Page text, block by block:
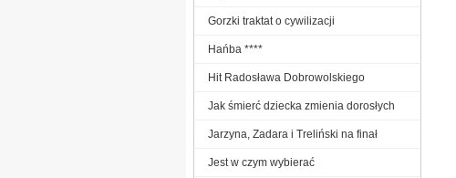
Gorzki traktat o cywilizacji
Hańba ****
Hit Radosława Dobrowolskiego
Jak śmierć dziecka zmienia dorosłych
Jarzyna, Zadara i Treliński na finał
Jest w czym wybierać